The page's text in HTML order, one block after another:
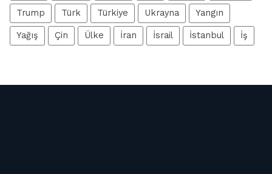
Trump Türk Türkiye Ukrayna Yangın
Yağış Çin Ülke İran İsrail İstanbul İş